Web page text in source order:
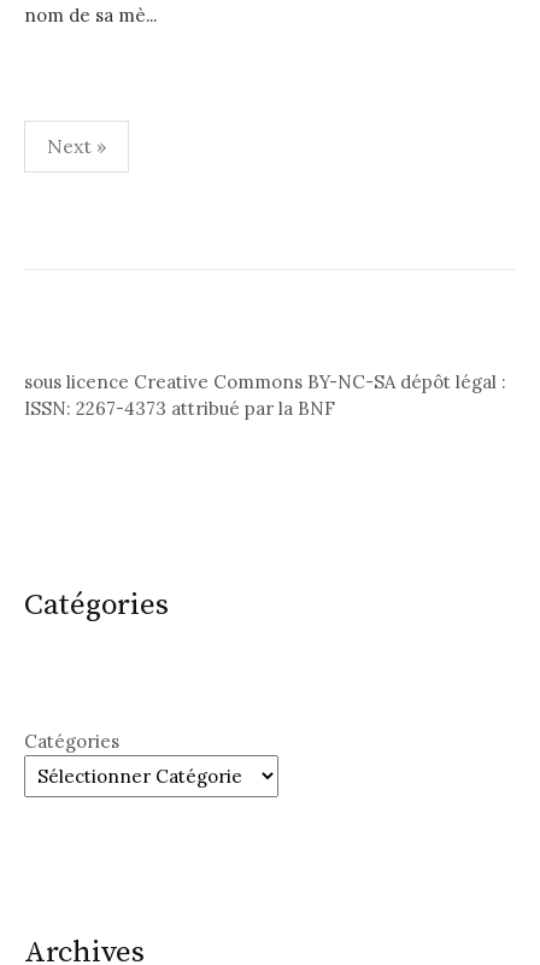
nom de sa mè...
Pagination
des
Next »
sous licence Creative Commons BY-NC-SA dépôt légal :
ISSN: 2267-4373 attribué par la BNF
Catégories
Catégories
Archives